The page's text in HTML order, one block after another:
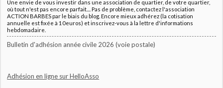
Une envie de vous investir dans une association de quartier, de votre quartier,
où tout n'est pas encore parfait.... Pas de problème, contactez l'association
ACTION BARBES par le biais du blog. Encore mieux adhérez (la cotisation
annuelle est fixée à 10euros) et inscrivez-vous à la lettre d'informations
hebdomadaire.
Bulletin d'adhésion année civile 2026 (voie postale)
Adhésion en ligne sur HelloAsso